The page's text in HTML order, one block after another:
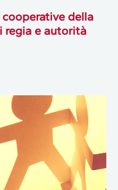
della
regia e autorità